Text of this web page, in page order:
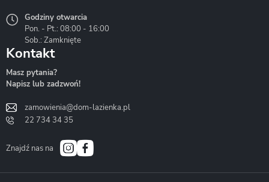
Liveno
Bath&Spa
Godziny otwarcia
Pon. - Pt.: 08:00 - 16:00
Sob.: Zamknięte
Kontakt
Masz pytania?
Napisz lub zadzwoń!
zamowienia@dom-lazienka.pl
22 734 34 35
Znajdź nas na